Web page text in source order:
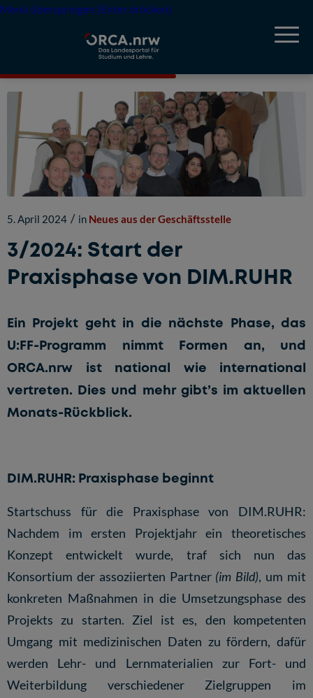
Menü überspringen (Enter drücken)
3/2024: Start der
Praxisphase von DIM.RUHR
5. April 2024 / in Neues aus der Geschäftsstelle
Ein Projekt geht in die nächste Phase, das
U:FF-Programm nimmt Formen an, und
ORCA.nrw ist national wie international
vertreten. Dies und mehr gibt’s im aktuellen
Monats-Rückblick.
DIM.RUHR: Praxisphase beginnt
Startschuss für die Praxisphase von DIM.RUHR:
Nachdem im ersten Projektjahr ein theoretisches
Konzept entwickelt wurde, traf sich nun das
Konsortium der assoziierten Partner (im Bild), um mit
konkreten Maßnahmen in die Umsetzungsphase des
Projekts zu starten. Ziel ist es, den kompetenten
Umgang mit medizinischen Daten zu fördern, dafür
werden Lehr- und Lernmaterialien zur Fort- und
Weiterbildung verschiedener Zielgruppen im